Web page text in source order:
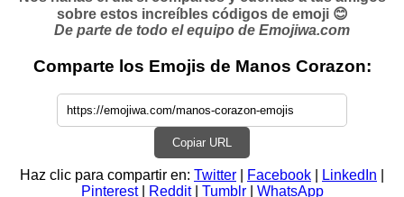
sobre estos increíbles códigos de emoji 😊
De parte de todo el equipo de Emojiwa.com
Comparte los Emojis de Manos Corazon:
Copiar URL
Haz clic para compartir en: Twitter Facebook LinkedIn
Pinterest| Reddit| Tumblr| WhatsApp